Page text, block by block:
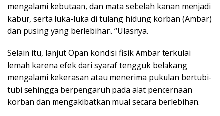
mengalami kebutaan, dan mata sebelah kanan menjadi
kabur, serta luka-luka di tulang hidung korban (Ambar)
dan pusing yang berlebihan. “Ulasnya.
Selain itu, lanjut Opan kondisi fisik Ambar terkulai
lemah karena efek dari syaraf tengguk belakang
mengalami kekerasan atau menerima pukulan bertubi-
tubi sehingga berpengaruh pada alat pencernaan
korban dan mengakibatkan mual secara berlebihan.